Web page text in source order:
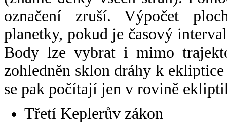
označení zruší. Výpočet
planetky, pokud je časový
Body lze vybrat i mimo
zohledněn sklon dráhy k
se pak počítají jen v rovině
Třetí Keplerův zákon